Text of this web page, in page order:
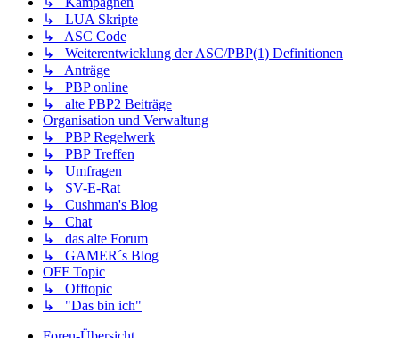
↳ LUA Skripte
↳ ASC Code
↳ Weiterentwicklung der ASC/PBP(1) Definitionen
↳ Anträge
↳ PBP online
↳ alte PBP2 Beiträge
Organisation und Verwaltung
↳ PBP Regelwerk
↳ PBP Treffen
↳ Umfragen
↳ SV-E-Rat
↳ Cushman's Blog
↳ Chat
↳ das alte Forum
↳ GAMER´s Blog
OFF Topic
↳ Offtopic
↳ "Das bin ich"